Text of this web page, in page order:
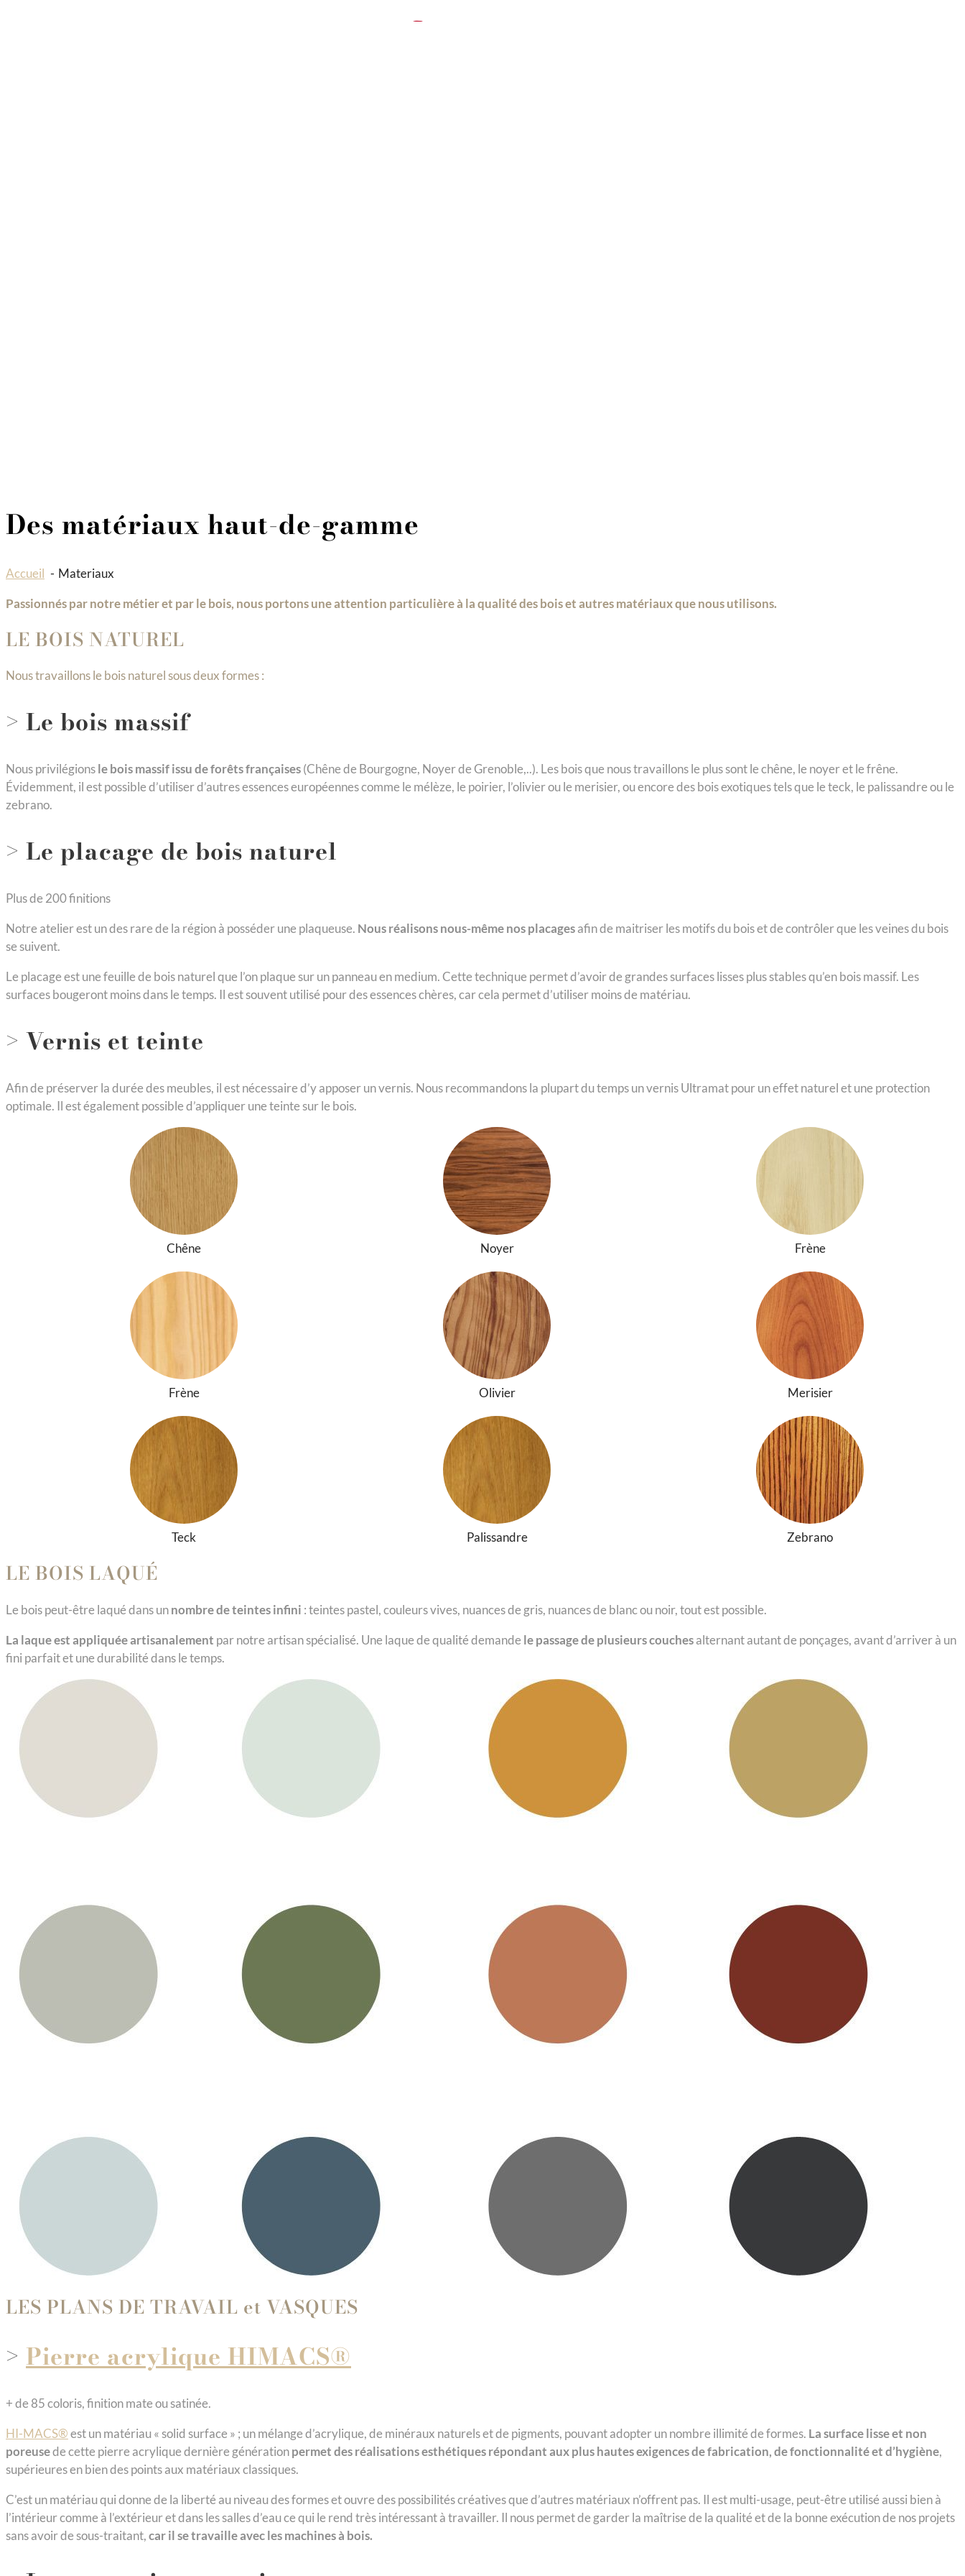
Des matériaux haut-de-gamme
Accueil
Materiaux
Passionnés par notre métier et par le bois, nous portons une attention particulière à la qualité des bois et autres matériaux que nous utilisons.
LE BOIS NATUREL
Nous travaillons le bois naturel sous deux formes :
> Le bois massif
Nous privilégionsle bois massif issu de forêts françaises(Chêne de Bourgogne, Noyer de Grenoble,..). Les bois que nous travaillons le plus sont le chêne, le noyer et le frêne.
Évidemment, il est possible d’utiliser d’autres essences européennes comme le mélèze, le poirier, l’olivier ou le merisier, ou encore des bois exotiques tels que le teck, le palissandre ou le
zebrano.
> Le placage de bois naturel
Plus de 200 finitions
Notre atelier est un des rare de la région à posséder une plaqueuse. Nous réalisons nous-même nos placagesafin de maitriser les motifs du bois et de contrôler que les veines du bois
se suivent.
Le placage est une feuille de bois naturel que l’on plaque sur un panneau en medium. Cette technique permet d’avoir de grandes surfaces lisses plus stables qu’en bois massif. Les
surfaces bougeront moins dans le temps. Il est souvent utilisé pour des essences chères, car cela permet d’utiliser moins de matériau.
> Vernis et teinte
Afin de préserver la durée des meubles, il est nécessaire d’y apposer un vernis. Nous recommandons la plupart du temps un vernis Ultramat pour un effet naturel et une protection
optimale. Il est également possible d’appliquer une teinte sur le bois.
Chêne Noyer Frène
Frène Olivier Merisier
Teck Palissandre Zebrano
LE BOIS LAQUÉ
Le bois peut-être laqué dans unnombre de teintes infini : teintes pastel, couleurs vives, nuances de gris, nuances de blanc ou noir, tout est possible.
La laque est appliquée artisanalement par notre artisan spécialisé. Une laque de qualité demande le passage de plusieurs couchesalternant autant de ponçages, avant d’arriver à un
fini parfait et une durabilité dans le temps.
LES PLANS DE TRAVAIL et VASQUES
> Pierre acrylique HIMACS®
+ de 85 coloris, finition mate ou satinée.
HI-MACS®est un matériau « solid surface » ; un mélange d’acrylique, de minéraux naturels et de pigments, pouvant adopter un nombre illimité de formes. La surface lisse et non
poreusede cette pierre acrylique dernière générationpermet des réalisations esthétiques répondant aux plus hautes exigences de fabrication, de fonctionnalité et d’hygiène,
supérieures en bien des points aux matériaux classiques.
C’est un matériau qui donne de la liberté au niveau des formes et ouvre des possibilités créatives que d’autres matériaux n’offrent pas. Il est multi-usage, peut-être utilisé aussi bien à
l’intérieur comme à l’extérieur et dans les salles d’eau ce qui le rend très intéressant à travailler. Il nous permet de garder la maîtrise de la qualité et de la bonne exécution de nos projets
sans avoir de sous-traitant,car il se travaille avec les machines à bois.